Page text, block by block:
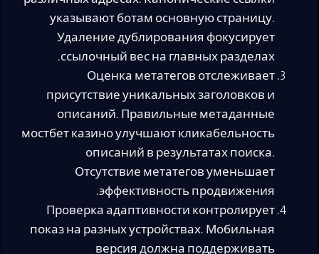
указывают ботам основную страницу.
Удаление дублирования фокусирует
ссылочный вес на главных разделах.
Оценка метатегов отслеживает
присутствие уникальных заголовков и
описаний. Правильные метаданные
мостбет казино улучшают кликабельность
описаний в результатах поиска.
Отсутствие метатегов уменьшает
эффективность продвижения.
Проверка адаптивности контролирует
показ на разных устройствах. Мобильная
версия должна поддерживать